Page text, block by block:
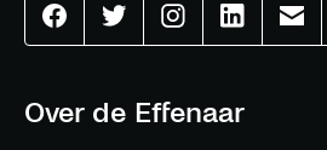
Over de Effenaar
EffenaarEffenaarEffenaarEffenaar